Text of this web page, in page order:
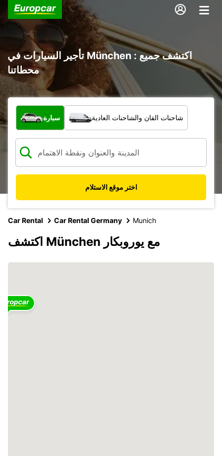
تأجير السيارات في München : اكتشف جميع
محطاتنا
ما نوع المركبة؟
سيارة شاحنات الفان والشاحنات العادية
اختر موقع الاستلام
Car Rental Car Rental Germany Munich
اكتشف München مع يوروبكار